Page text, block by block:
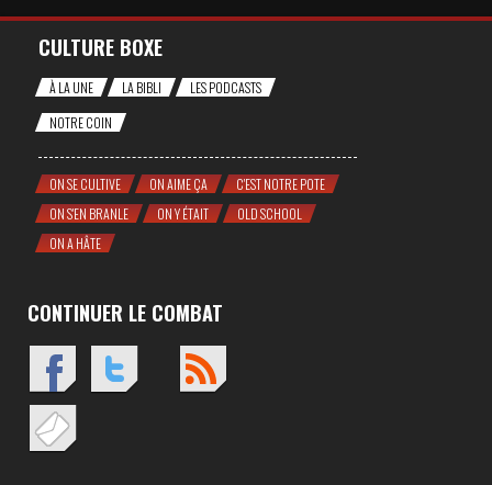
CULTURE BOXE
À LA UNE LA BIBLI
LES PODCASTS
NOTRE COIN
ON SE CULTIVE ON AIME ÇA
C'EST NOTRE POTE
ON S'EN BRANLE
ON Y ÉTAIT
OLD SCHOOL
ON A HÂTE
CONTINUER LE COMBAT